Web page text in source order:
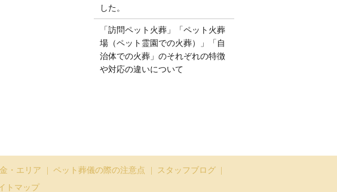
した。
「訪問ペット火葬」「ペット火葬
場（ペット霊園での火葬）」「自
治体での火葬」のそれぞれの特徴
や対応の違いについて
・エリア ペット葬儀の際の注意点
スタッフブログ
トマップ